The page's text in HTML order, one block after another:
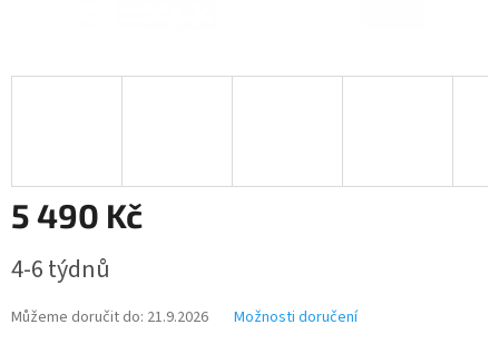
5 490 Kč
cena:
4-6 týdnů
Můžeme doručit do: 21.9.2026 Možnosti doručení